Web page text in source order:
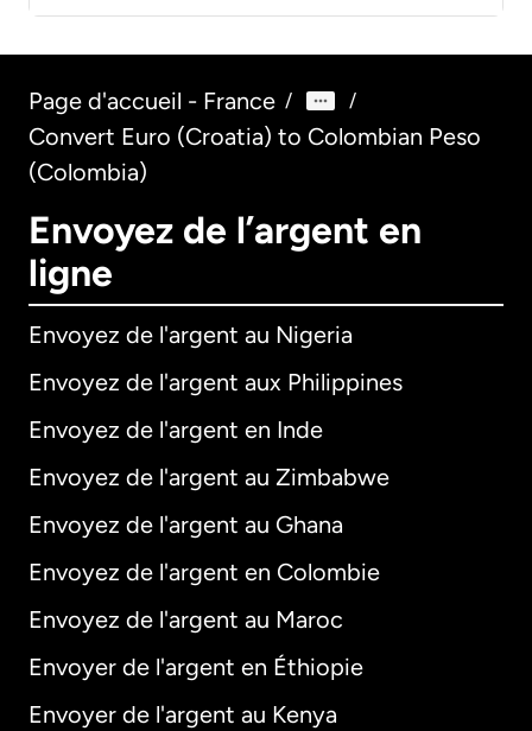
Page d'accueil - France / /
Convert Euro (Croatia) to Colombian Peso
(Colombia)
Envoyez de l’argent en
ligne
Envoyez de l'argent au Nigeria
Envoyez de l'argent aux Philippines
Envoyez de l'argent en Inde
Envoyez de l'argent au Zimbabwe
Envoyez de l'argent au Ghana
Envoyez de l'argent en Colombie
Envoyez de l'argent au Maroc
Envoyer de l'argent en Éthiopie
Envoyer de l'argent au Kenya